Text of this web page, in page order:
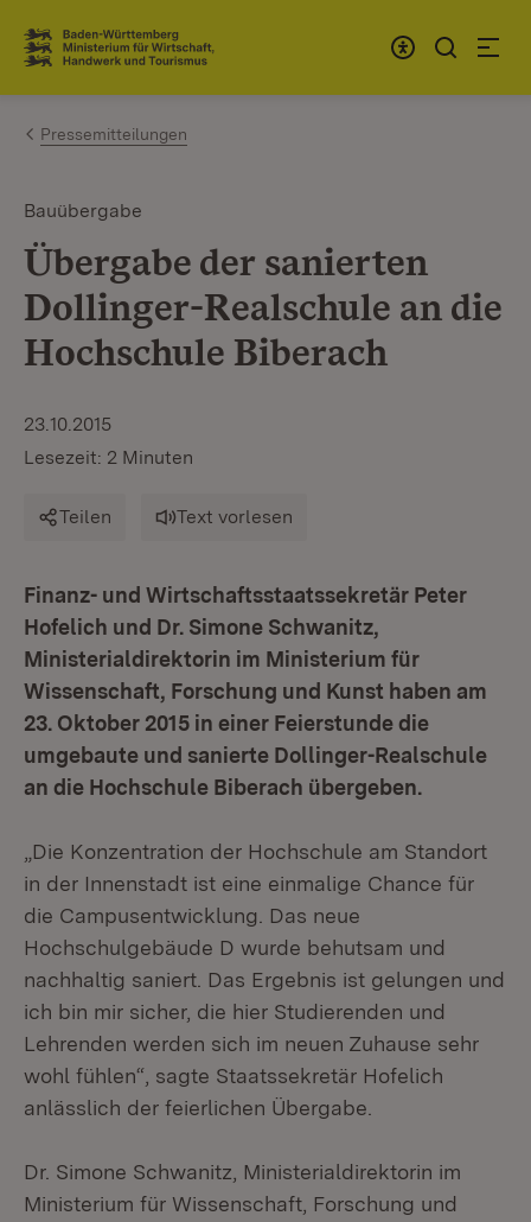
Zum Inhalt springen
Link zur Startseite
Pressemitteilungen
Bauübergabe
Übergabe der sanierten
Dollinger-Realschule an die
Hochschule Biberach
23.10.2015
Lesezeit: 2 Minuten
Teilen Text vorlesen
Finanz- und Wirtschaftsstaatssekretär Peter
Hofelich und Dr. Simone Schwanitz,
Ministerialdirektorin im Ministerium für
Wissenschaft, Forschung und Kunst haben am
23. Oktober 2015 in einer Feierstunde die
umgebaute und sanierte Dollinger-Realschule
an die Hochschule Biberach übergeben.
„Die Konzentration der Hochschule am Standort
in der Innenstadt ist eine einmalige Chance für
die Campusentwicklung. Das neue
Hochschulgebäude D wurde behutsam und
nachhaltig saniert. Das Ergebnis ist gelungen und
ich bin mir sicher, die hier Studierenden und
Lehrenden werden sich im neuen Zuhause sehr
wohl fühlen“, sagte Staatssekretär Hofelich
anlässlich der feierlichen Übergabe.
Dr. Simone Schwanitz, Ministerialdirektorin im
Ministerium für Wissenschaft, Forschung und